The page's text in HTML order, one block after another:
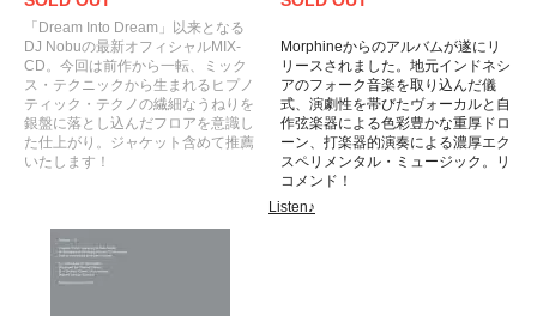
「Dream Into Dream」以来となる
DJ Nobuの最新オフィシャルMIX-
CD。今回は前作から一転、ミック
ス・テクニックから生まれるヒプノ
ティック・テクノの繊細なうねりを
銀盤に落とし込んだフロアを意識し
た仕上がり。ジャケット含めて推薦
いたします！
Morphineからのアルバムが遂にリ
リースされました。地元インドネシ
アのフォーク音楽を取り込んだ儀
式、演劇性を帯びたヴォーカルと自
作弦楽器による色彩豊かな重厚ドロ
ーン、打楽器的演奏による濃厚エク
スペリメンタル・ミュージック。リ
コメンド！
Listen♪